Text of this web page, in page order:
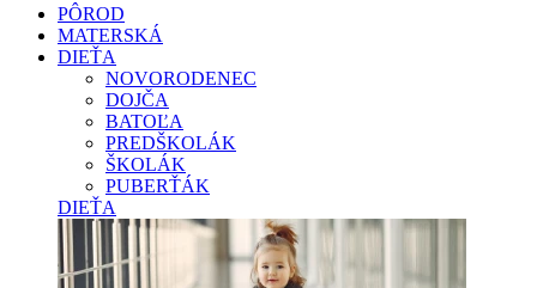
PÔROD
MATERSKÁ
DIEŤA
NOVORODENEC
DOJČA
BATOĽA
PREDŠKOLÁK
ŠKOLÁK
PUBERŤÁK
DIEŤA